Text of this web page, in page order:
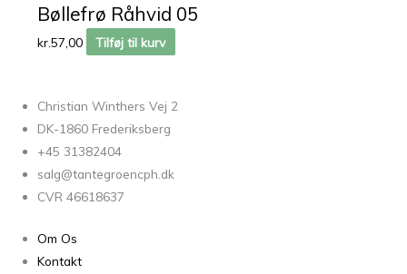
Bøllefrø Råhvid 05
kr.57,00 Tilføj til kurv
Christian Winthers Vej 2
DK-1860 Frederiksberg
+45 31382404
salg@tantegroencph.dk
CVR 46618637
Om Os
Kontakt